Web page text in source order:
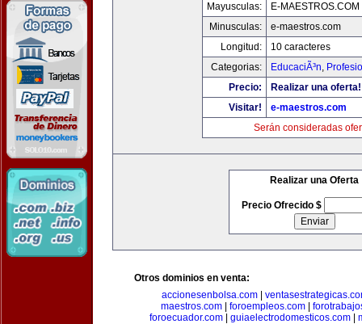
Mayusculas:
E-MAESTROS.COM
Minusculas:
e-maestros.com
Longitud:
10 caracteres
Categorias:
EducaciÃ³n,
Precio:
Realizar una oferta!
Visitar!
e-maestros.com
Serán consideradas
Realizar una Oferta
Precio Ofrecido $
Otros dominios en venta:
accionesenbolsa.com|
maestros.com| foroempleos.com|
foroecuador.com| guiaelectrodomesticos.com|